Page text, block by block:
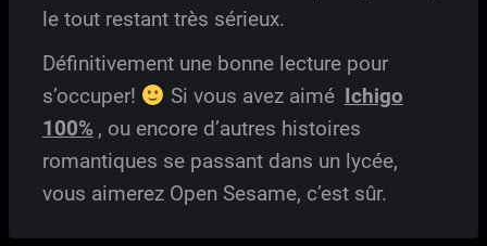
le tout restant très sérieux.
Définitivement une bonne lecture pour
s’occuper!
Si vous avez aimé Ichigo
100% , ou encore d’autres histoires
romantiques se passant dans un lycée,
vous aimerez Open Sesame, c’est sûr.